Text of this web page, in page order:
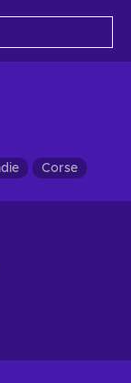
Corse